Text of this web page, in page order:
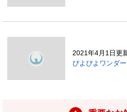
2021年4月1日更
ぴよぴよワンダ